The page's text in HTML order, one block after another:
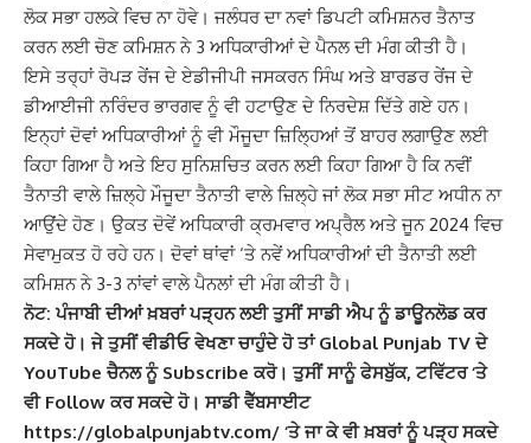
ਲੋਕ ਸਭਾ ਹਲਕੇ ਵਿਚ ਨਾ ਹੋਵੇ। ਜਲੰਧਰ ਦਾ ਨਵਾਂ ਡਿਪਟੀ ਕਮਿਸ਼ਨਰ ਤੈਨਾਤ
ਕਰਨ ਲਈ ਚੋਣ ਕਮਿਸ਼ਨ ਨੇ 3 ਅਧਿਕਾਰੀਆਂ ਦੇ ਪੈਨਲ ਦੀ ਮੰਗ ਕੀਤੀ ਹੈ।
ਇਸੇ ਤਰ੍ਹਾਂ ਰੋਪੜ ਰੇਂਜ ਦੇ ਏਡੀਜੀਪੀ ਜਸਕਰਨ ਸਿੰਘ ਅਤੇ ਬਾਰਡਰ ਰੇਂਜ ਦੇ
ਡੀਆਈਜੀ ਨਰਿੰਦਰ ਭਾਰਗਵ ਨੂੰ ਵੀ ਹਟਾਉਣ ਦੇ ਨਿਰਦੇਸ਼ ਦਿੱਤੇ ਗਏ ਹਨ।
ਇਨ੍ਹਾਂ ਦੋਵਾਂ ਅਧਿਕਾਰੀਆਂ ਨੂੰ ਵੀ ਮੌਜੂਦਾ ਜ਼ਿਲ੍ਹਿਆਂ ਤੋਂ ਬਾਹਰ ਲਗਾਉਣ ਲਈ
ਕਿਹਾ ਗਿਆ ਹੈ ਅਤੇ ਇਹ ਸੁਨਿਸ਼ਚਿਤ ਕਰਨ ਲਈ ਕਿਹਾ ਗਿਆ ਹੈ ਕਿ ਨਵੀਂ
ਤੈਨਾਤੀ ਵਾਲੇ ਜ਼ਿਲ੍ਹੇ ਮੌਜੂਦਾ ਤੈਨਾਤੀ ਵਾਲੇ ਜ਼ਿਲ੍ਹੇ ਜਾਂ ਲੋਕ ਸਭਾ ਸੀਟ ਅਧੀਨ ਨਾ
ਆਉਂਦੇ ਹੋਣ। ਉਕਤ ਦੋਵੇਂ ਅਧਿਕਾਰੀ ਕ੍ਰਮਵਾਰ ਅਪ੍ਰੈਲ ਅਤੇ ਜੂਨ 2024 ਵਿਚ
ਸੇਵਾਮੁਕਤ ਹੋ ਰਹੇ ਹਨ। ਦੋਵਾਂ ਥਾਂਵਾਂ ‘ਤੇ ਨਵੇਂ ਅਧਿਕਾਰੀਆਂ ਦੀ ਤੈਨਾਤੀ ਲਈ
ਕਮਿਸ਼ਨ ਨੇ 3-3 ਨਾਂਵਾਂ ਵਾਲੇ ਪੈਨਲਾਂ ਦੀ ਮੰਗ ਕੀਤੀ ਹੈ।
ਨੋਟ: ਪੰਜਾਬੀ ਦੀਆਂ ਖ਼ਬਰਾਂ ਪੜ੍ਹਨ ਲਈ ਤੁਸੀਂ ਸਾਡੀ ਐਪ ਨੂੰ ਡਾਊਨਲੋਡ ਕਰ
ਸਕਦੇ ਹੋ। ਜੇ ਤੁਸੀਂ ਵੀਡੀਓ ਵੇਖਣਾ ਚਾਹੁੰਦੇ ਹੋ ਤਾਂ Global Punjab TV ਦੇ
YouTube ਚੈਨਲ ਨੂੰ Subscribe ਕਰੋ। ਤੁਸੀਂ ਸਾਨੂੰ ਫੇਸਬੁੱਕ, ਟਵਿੱਟਰ ‘ਤੇ
ਵੀ Follow ਕਰ ਸਕਦੇ ਹੋ। ਸਾਡੀ ਵੈੱਬਸਾਈਟ
https://globalpunjabtv.com/ ‘ਤੇ ਜਾ ਕੇ ਵੀ ਖ਼ਬਰਾਂ ਨੂੰ ਪੜ੍ਹ ਸਕਦੇ